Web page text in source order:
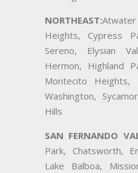
NORTHEAST:
Heights, Cypress
Sereno, Elysian
Hermon, Highland
Montecito
Washington,
Hills
SAN FERNANDO
Park, Chatsworth,
Lake Balboa,